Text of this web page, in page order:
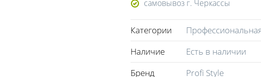
самовывоз г. Черкассы
Категории
Наличие
Есть в наличии
Бренд
Profi Style